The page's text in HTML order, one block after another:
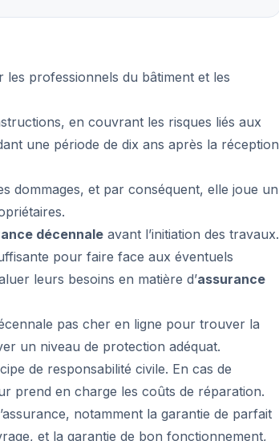
les professionnels du bâtiment et les
en couvrant les risques liés aux
une période de dix ans après la réception
dommages, et par conséquent, elle joue un
décennale avant l’initiation des travaux.
pour faire face aux éventuels
leurs besoins en matière d’assurance
pas cher en ligne pour trouver la
un niveau de protection adéquat.
de responsabilité civile. En cas de
prend en charge les coûts de réparation.
notamment la garantie de parfait
et la garantie de bon fonctionnement,